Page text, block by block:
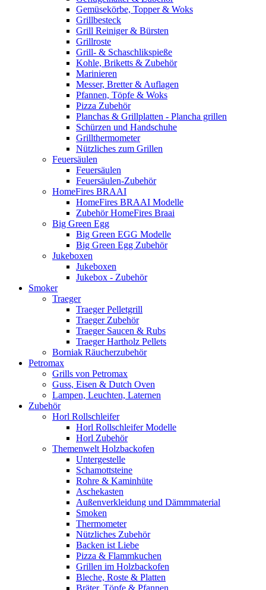
Gemüsekörbe, Topper & Woks
Grillbesteck
Grill Reiniger & Bürsten
Grillroste
Grill- & Schaschlikspieße
Kohle, Briketts & Zubehör
Marinieren
Messer, Bretter & Auflagen
Pfannen, Töpfe & Woks
Pizza Zubehör
Planchas & Grillplatten - Plancha grillen
Schürzen und Handschuhe
Grillthermometer
Nützliches zum Grillen
Feuersäulen
Feuersäulen
Feuersäulen-Zubehör
HomeFires BRAAI
HomeFires BRAAI Modelle
Zubehör HomeFires Braai
Big Green Egg
Big Green EGG Modelle
Big Green Egg Zubehör
Jukeboxen
Jukeboxen
Jukebox - Zubehör
Smoker
Traeger
Traeger Pelletgrill
Traeger Zubehör
Traeger Saucen & Rubs
Traeger Hartholz Pellets
Borniak Räucherzubehör
Petromax
Grills von Petromax
Guss, Eisen & Dutch Oven
Lampen, Leuchten, Laternen
Zubehör
Horl Rollschleifer
Horl Rollschleifer Modelle
Horl Zubehör
Themenwelt Holzbackofen
Untergestelle
Schamottsteine
Rohre & Kaminhüte
Aschekasten
Außenverkleidung und Dämmmaterial
Smoken
Thermometer
Nützliches Zubehör
Backen ist Liebe
Pizza & Flammkuchen
Grillen im Holzbackofen
Bleche, Roste & Platten
Bräter, Töpfe & Pfannen